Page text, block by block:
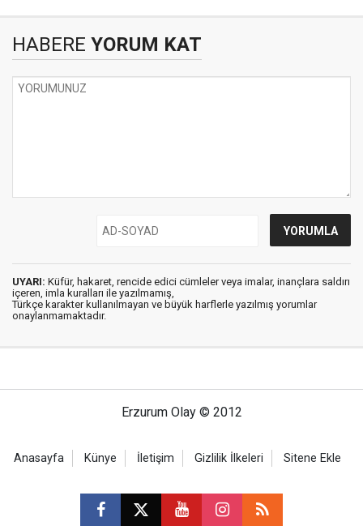
HABERE YORUM KAT
UYARI: Küfür, hakaret, rencide edici cümleler veya imalar, inançlara saldırı
içeren, imla kuralları ile yazılmamış,
Türkçe karakter kullanılmayan ve büyük harflerle yazılmış yorumlar
onaylanmamaktadır.
Erzurum Olay © 2012
Anasayfa Künye İletişim Gizlilik İlkeleri Sitene Ekle